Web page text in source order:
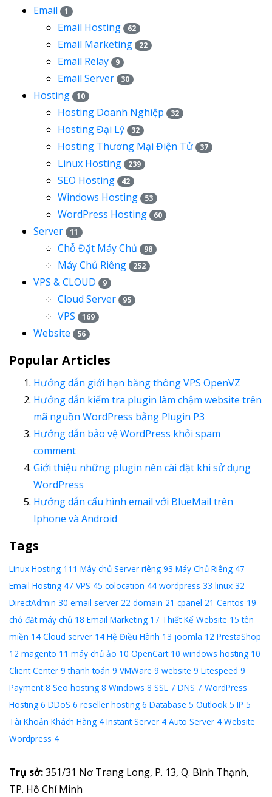
Email 1
Email Hosting 62
Email Marketing 22
Email Relay 9
Email Server 30
Hosting 10
Hosting Doanh Nghiệp 32
Hosting Đại Lý 32
Hosting Thương Mại Điện Tử 37
Linux Hosting 239
SEO Hosting 42
Windows Hosting 53
WordPress Hosting 60
Server 11
Chỗ Đặt Máy Chủ 98
Máy Chủ Riêng 252
VPS & CLOUD 9
Cloud Server 95
VPS 169
Website 56
Popular Articles
Hướng dẫn giới hạn băng thông VPS OpenVZ
Hướng dẫn kiểm tra plugin làm chậm website trên
mã nguồn WordPress bằng Plugin P3
Hướng dẫn bảo vệ WordPress khỏi spam
comment
Giới thiệu những plugin nên cài đặt khi sử dụng
WordPress
Hướng dẫn cấu hình email với BlueMail trên
Iphone và Android
Tags
Linux Hosting 111 Máy chủ Server riêng 93 Máy Chủ Riêng 47
Email Hosting 47 VPS 45 colocation 44 wordpress 33 linux 32
DirectAdmin 30 email server 22 domain 21 cpanel 21 Centos 19
chỗ đặt máy chủ 18 Email Marketing 17 Thiết Kế Website 15 tên
miền 14 Cloud server 14 Hệ Điều Hành 13 joomla 12 PrestaShop
12 magento 11 máy chủ ảo 10 OpenCart10 windows hosting 10
Client Center 9 thanh toán 9 VMWare 9 website 9 Litespeed 9
Payment8 Seo hosting 8 Windows 8 SSL 7 DNS 7 WordPress
Hosting 6 DDoS 6 reseller hosting 6 Database 5 Outlook 5 IP 5
Tài Khoản Khách Hàng 4 Instant Server 4 Auto Server 4 Website
Wordpress 4
Trụ sở:351/31 Nơ Trang Long, P. 13, Q. Bình Thạnh,
TP. Hồ Chí Minh